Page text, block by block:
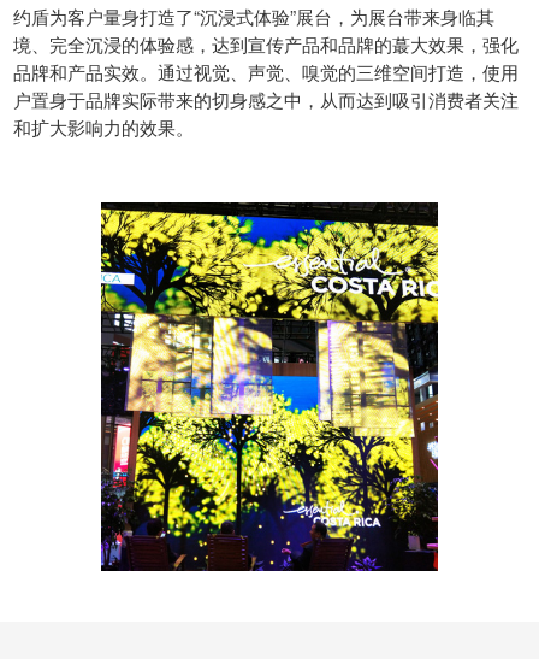
约盾为客户量身打造了“沉浸式体验”展台，为展台带来身临其
境、完全沉浸的体验感，达到宣传产品和品牌的蕞大效果，强化
品牌和产品实效。通过视觉、声觉、嗅觉的三维空间打造，使用
户置身于品牌实际带来的切身感之中，从而达到吸引消费者关注
和扩大影响力的效果。